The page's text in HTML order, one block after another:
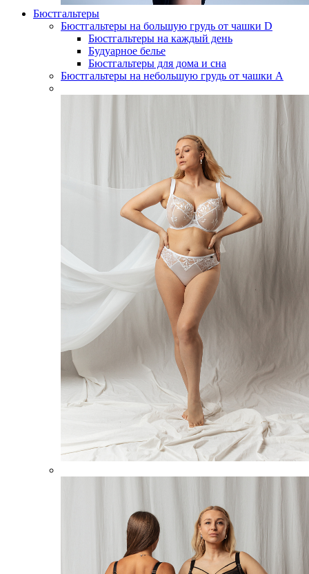
Бюстгальтеры
Бюстгальтеры на большую грудь от чашки D
Бюстгальтеры на каждый день
Будуарное белье
Бюстгальтеры для дома и сна
Бюстгальтеры на небольшую грудь от чашки А